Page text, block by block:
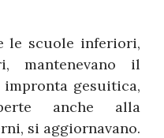
le scuole inferiori,
mantenevano il
gesuitica,
anche alla
si aggiornavano.